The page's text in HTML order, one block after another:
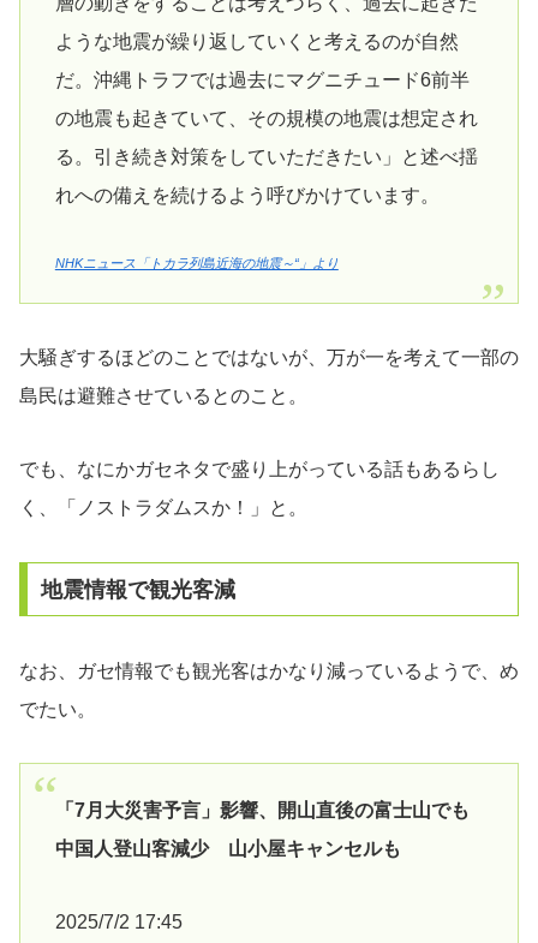
ような地震が繰り返していくと考えるのが自然
だ。沖縄トラフでは過去にマグニチュード6前半
の地震も起きていて、その規模の地震は想定され
る。引き続き対策をしていただきたい」と述べ揺
れへの備えを続けるよう呼びかけています。
NHKニュース「トカラ列島近海の地震～“」より
大騒ぎするほどのことではないが、万が一を考えて一部の
島民は避難させているとのこと。
でも、なにかガセネタで盛り上がっている話もあるらし
く、「ノストラダムスか！」と。
地震情報で観光客減
なお、ガセ情報でも観光客はかなり減っているようで、め
でたい。
「7月大災害予言」影響、開山直後の富士山でも
中国人登山客減少 山小屋キャンセルも
2025/7/2 17:45